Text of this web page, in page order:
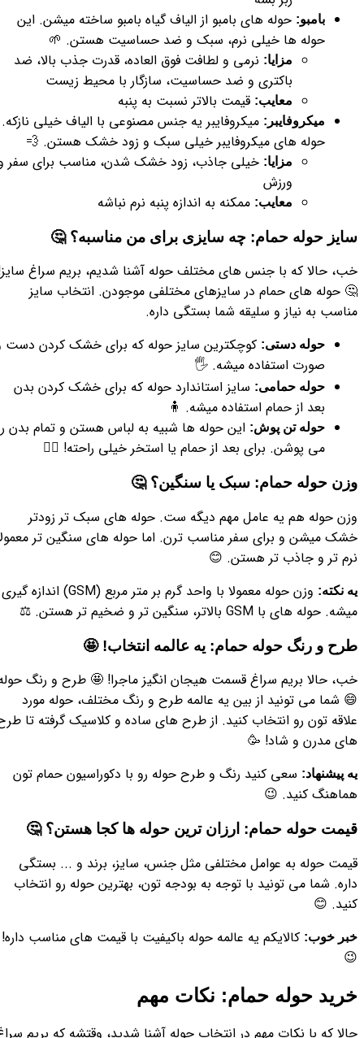
بامبو: حوله های بامبو از الیاف گیاه بامبو ساخته میشن. این
حوله ها خیلی نرم، سبک و ضد حساسیت هستن. 🌱
مزایا: نرمی و لطافت فوق العاده، قدرت جذب بالا، ضد
باکتری و ضد حساسیت، سازگار با محیط زیست
معایب: قیمت بالاتر نسبت به پنبه
میکروفایبر: میکروفایبر یه جنس مصنوعی با الیاف خیلی نازکه.
حوله های میکروفایبر خیلی سبک و زود خشک هستن. 💨
مزایا: خیلی جاذب، زود خشک شدن، مناسب برای سفر
ورزش
معایب: ممکنه به اندازه پنبه نرم نباشه
سایز حوله حمام: چه سایزی برای من مناسبه؟ 🤔
خب، حالا که با جنس های مختلف حوله آشنا شدیم، بریم سراغ
🤔 حوله های حمام در سایزهای مختلفی موجودن. انتخاب سایز
مناسب به نیاز و سلیقه شما بستگی داره.
حوله دستی: کوچکترین سایز حوله که برای خشک کردن دست
صورت استفاده میشه. 🖐️
حوله حمامی: سایز استاندارد حوله که برای خشک کردن بدن
بعد از حمام استفاده میشه. 🧍
حوله تن پوش: این حوله ها شبیه به لباس هستن و تمام بدن
می پوشن. برای بعد از حمام یا استخر خیلی راحته! 🧖‍♀️
وزن حوله حمام: سبک یا سنگین؟ 🤔
وزن حوله هم یه عامل مهم دیگه ست. حوله های سبک تر زودتر
خشک میشن و برای سفر مناسب ترن. اما حوله های سنگین تر
نرم تر و جاذب تر هستن. 😊
یه نکته:
وزن حوله معمولا با واحد گرم بر متر مربع (GSM) اندازه گیری
میشه. حوله های با GSM بالاتر، سنگین تر و ضخیم تر هستن. ⚖️
طرح و رنگ حوله حمام: یه عالمه انتخاب! 🤩
خب، حالا بریم سراغ قسمت هیجان انگیز ماجرا! 🤩 طرح و رنگ
😄 شما می تونید از بین یه عالمه طرح و رنگ مختلف، حوله مورد
علاقه تون رو انتخاب کنید. از طرح های ساده و کلاسیک گرفته تا
های مدرن و شاد! 🥳
یه پیشنهاد: سعی کنید رنگ و طرح حوله رو با دکوراسیون حمام تون
هماهنگ کنید. 😉
قیمت حوله حمام: ارزان ترین حوله ها کجا هستن؟ 🤔
قیمت حوله به عوامل مختلفی مثل جنس، سایز، برند و ... بستگی
داره. شما می تونید با توجه به بودجه تون، بهترین حوله رو انتخاب
کنید. 😊
خبر خوب: کالایکم یه عالمه حوله باکیفیت با قیمت های مناسب داره!
😉
خرید حوله حمام: نکات مهم
حالا که با نکات مهم در انتخاب حوله آشنا شدید، وقتشه که بریم